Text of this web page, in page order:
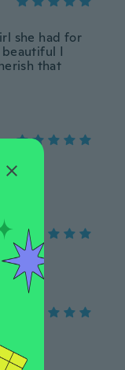
she had for
I
that